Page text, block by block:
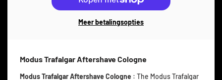
Meer betalingsopties
Modus Trafalgar Aftershave Cologne
Modus Trafalgar Aftershave Cologne : The Modus Trafalgar